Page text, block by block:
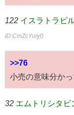
122 イスラトラビ
ID:CmZcYuiy0
>>76
小売の意味分かっ
32 エムトリシタビ